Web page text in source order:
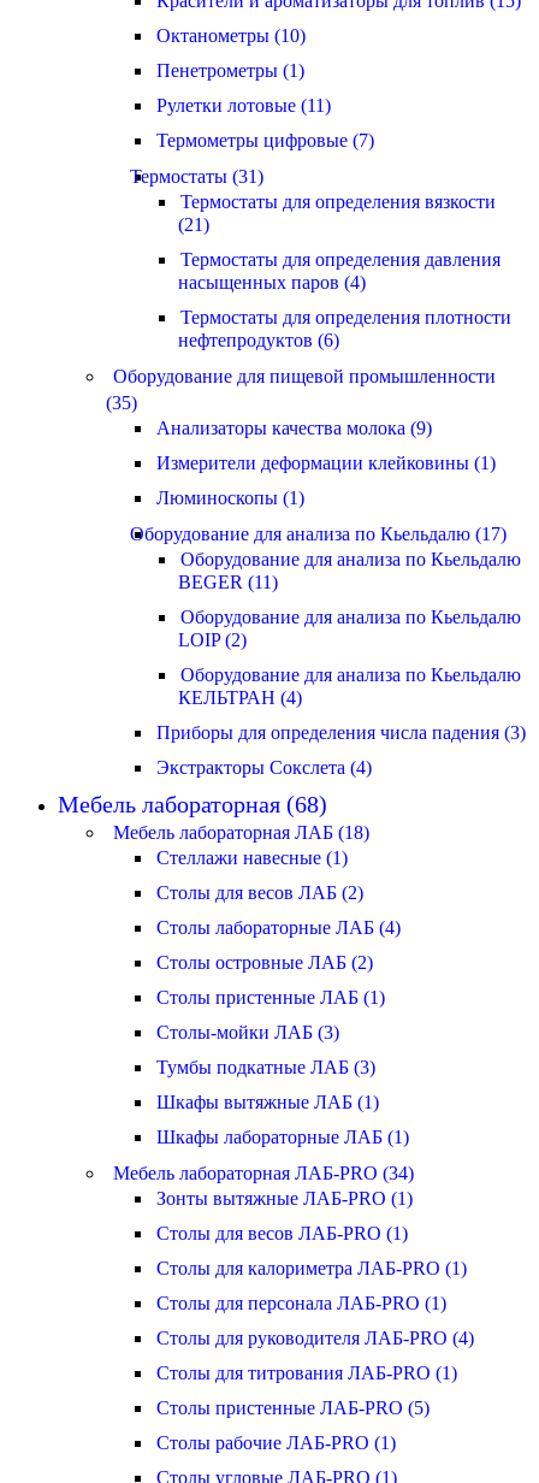
Октанометры (10)
Пенетрометры (1)
Рулетки лотовые (11)
Термометры цифровые (7)
Термостаты (31)
Термостаты для определения вязкости
(21)
Термостаты для определения давления
насыщенных паров (4)
Термостаты для определения плотности
нефтепродуктов (6)
Оборудование для пищевой промышленности
(35)
Анализаторы качества молока (9)
Измерители деформации клейковины (1)
Люминоскопы (1)
Оборудование для анализа по Кьельдалю (17)
Оборудование для анализа по Кьельдалю
BEGER (11)
Оборудование для анализа по Кьельдалю
LOIP (2)
Оборудование для анализа по Кьельдалю
КЕЛЬТРАН (4)
Приборы для определения числа падения (3)
Экстракторы Сокслета (4)
Мебель лабораторная (68)
Мебель лабораторная ЛАБ (18)
Стеллажи навесные (1)
Столы для весов ЛАБ (2)
Столы лабораторные ЛАБ (4)
Столы островные ЛАБ (2)
Столы пристенные ЛАБ (1)
Столы-мойки ЛАБ (3)
Тумбы подкатные ЛАБ (3)
Шкафы вытяжные ЛАБ (1)
Шкафы лабораторные ЛАБ (1)
Мебель лабораторная ЛАБ-PRO (34)
Зонты вытяжные ЛАБ-PRO (1)
Столы для весов ЛАБ-PRO (1)
Столы для калориметра ЛАБ-PRO (1)
Столы для персонала ЛАБ-PRO (1)
Столы для руководителя ЛАБ-PRO (4)
Столы для титрования ЛАБ-PRO (1)
Столы пристенные ЛАБ-PRO (5)
Столы рабочие ЛАБ-PRO (1)
Столы угловые ЛАБ-PRO (1)